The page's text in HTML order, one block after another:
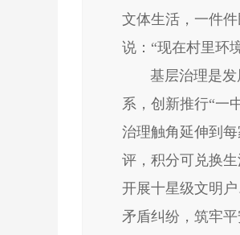
文体生活，一件
说：“现在村里环
基层治理是发展
系，创新推行“一
治理触角延伸到
评，积分可兑换
开展十星级文明
矛盾纠纷，筑牢